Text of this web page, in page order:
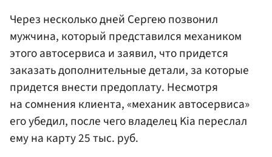
Через несколько дней Сергею позвонил
мужчина, который представился механиком
этого автосервиса и заявил, что придется
заказать дополнительные детали, за которые
придется внести предоплату. Несмотря
на сомнения клиента, «механик автосервиса»
его убедил, после чего владелец Kia переслал
ему на карту 25 тыс. руб.